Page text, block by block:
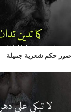
صور حكم شعرية جميلة